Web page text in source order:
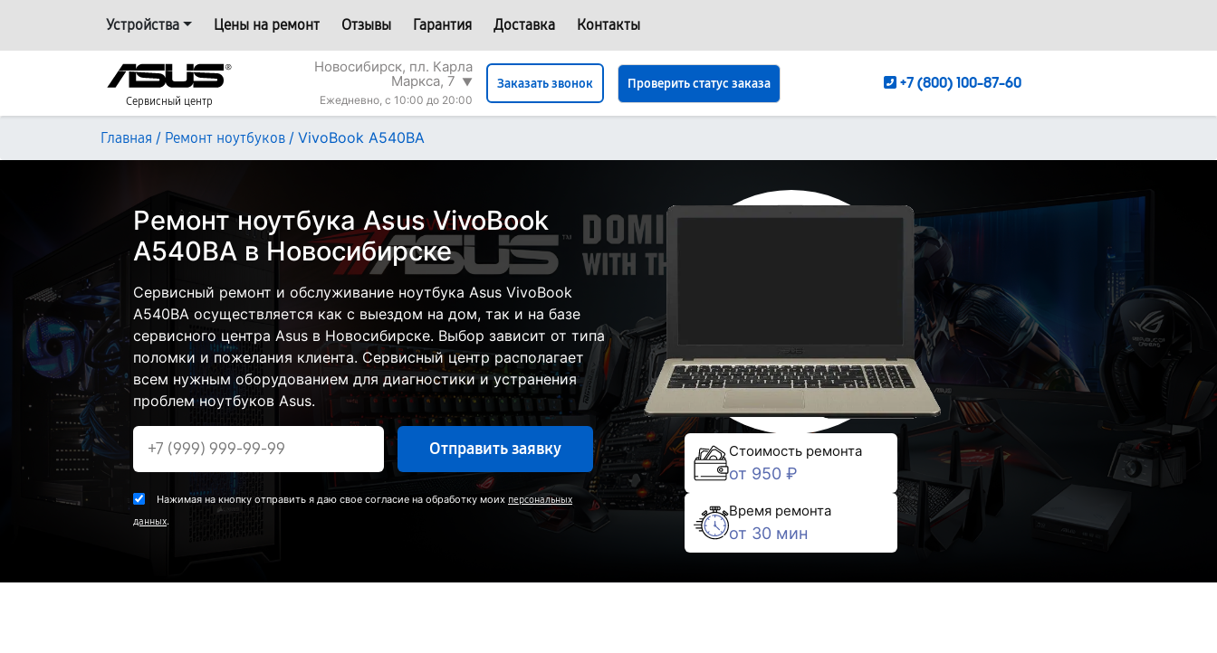
Устройства Цены на ремонт Отзывы Гарантия Доставка Контакты
Сервисный центр
Новосибирск, пл. Карла
Маркса, 7 ▼
Ежедневно, с 10:00 до 20:00
Заказать звонок Проверить статус заказа +7 (800) 100-87-60
Главная / Ремонт ноутбуков / VivoBook A540BA
Ремонт ноутбука Asus VivoBook
A540BA в Новосибирске
Сервисный ремонт и обслуживание ноутбука Asus VivoBook
A540BA осуществляется как с выездом на дом, так и на базе
сервисного центра Asus в Новосибирске. Выбор зависит от типа
поломки и пожелания клиента. Сервисный центр располагает
всем нужным оборудованием для диагностики и устранения
проблем ноутбуков Asus.
Отправить заявку
Нажимая на кнопку отправить я даю свое согласие на обработку моих персональных
данных.
Стоимость ремонта
от 950 ₽
Время ремонта
от 30 мин